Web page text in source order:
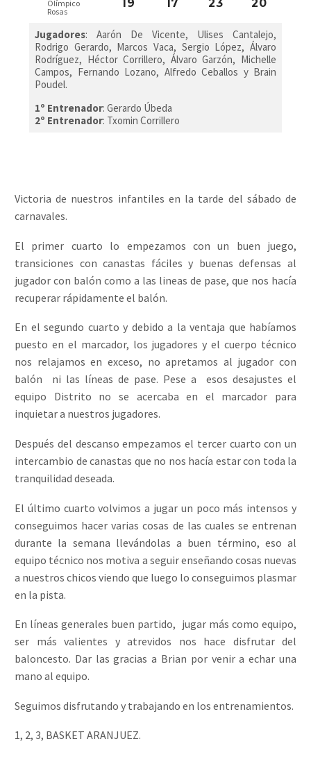
Olímpico
Rosas
19 17 23 20
Jugadores: Aarón De Vicente, Ulises Cantalejo,
Rodrigo Gerardo, Marcos Vaca, Sergio López, Álvaro
Rodríguez, Héctor Corrillero, Álvaro Garzón, Michelle
Campos, Fernando Lozano, Alfredo Ceballos y Brain
Poudel.
1º Entrenador: Gerardo Úbeda
2º Entrenador: Txomin Corrillero
Victoria de nuestros infantiles en la tarde del sábado de
carnavales.
El primer cuarto lo empezamos con un buen juego,
transiciones con canastas fáciles y buenas defensas al
jugador con balón como a las lineas de pase, que nos hacía
recuperar rápidamente el balón.
En el segundo cuarto y debido a la ventaja que habíamos
puesto en el marcador, los jugadores y el cuerpo técnico
nos relajamos en exceso, no apretamos al jugador con
balón ni las líneas de pase. Pese a esos desajustes el
equipo Distrito no se acercaba en el marcador para
inquietar a nuestros jugadores.
Después del descanso empezamos el tercer cuarto con un
intercambio de canastas que no nos hacía estar con toda la
tranquilidad deseada.
El último cuarto volvimos a jugar un poco más intensos y
conseguimos hacer varias cosas de las cuales se entrenan
durante la semana llevándolas a buen término, eso al
equipo técnico nos motiva a seguir enseñando cosas nuevas
a nuestros chicos viendo que luego lo conseguimos plasmar
en la pista.
En líneas generales buen partido, jugar más como equipo,
ser más valientes y atrevidos nos hace disfrutar del
baloncesto. Dar las gracias a Brian por venir a echar una
mano al equipo.
Seguimos disfrutando y trabajando en los entrenamientos.
1, 2, 3, BASKET ARANJUEZ.